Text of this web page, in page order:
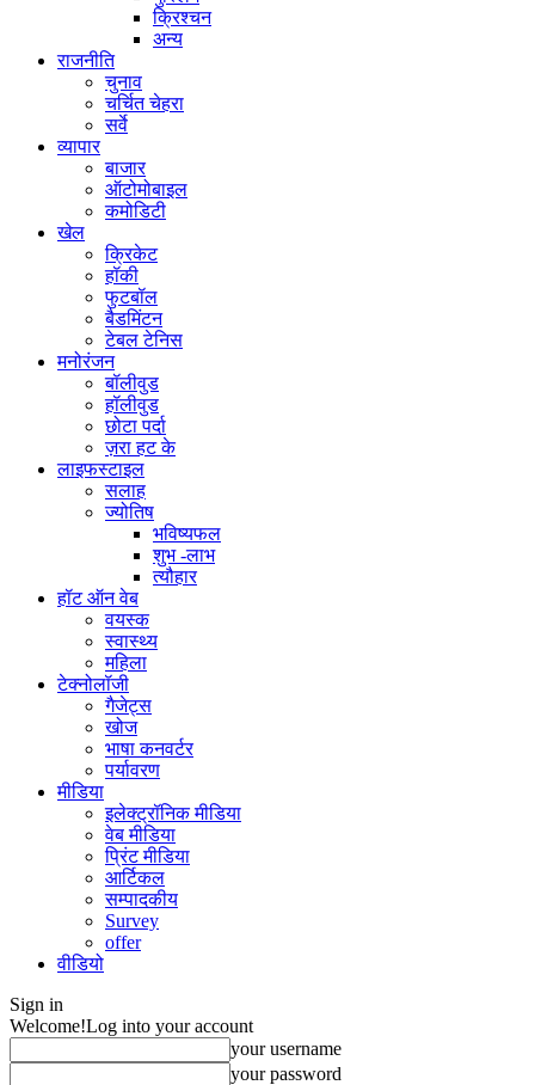
क्रिश्चन
अन्य
राजनीति
चुनाव
चर्चित चेहरा
सर्वे
व्यापार
बाजार
ऑटोमोबाइल
कमोडिटी
खेल
क्रिकेट
हॉकी
फुटबॉल
बैडमिंटन
टेबल टेनिस
मनोरंजन
बॉलीवुड
हॉलीवुड
छोटा पर्दा
ज़रा हट के
लाइफस्टाइल
सलाह
ज्योतिष
भविष्यफल
शुभ -लाभ
त्यौहार
हॉट ऑन वेब
वयस्क
स्वास्थ्य
महिला
टेक्नोलॉजी
गैजेट्स
खोज
भाषा कनवर्टर
पर्यावरण
मीडिया
इलेक्ट्रॉनिक मीडिया
वेब मीडिया
प्रिंट मीडिया
आर्टिकल
सम्पादकीय
Survey
offer
वीडियो
Sign in
Welcome!Log into your account
your username
your password